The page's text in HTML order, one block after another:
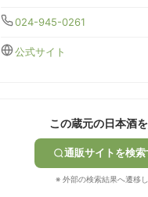
024-945-0261
公式サイト
この蔵元の日本酒
通販サイトを検索
※ 外部の検索結果へ遷移